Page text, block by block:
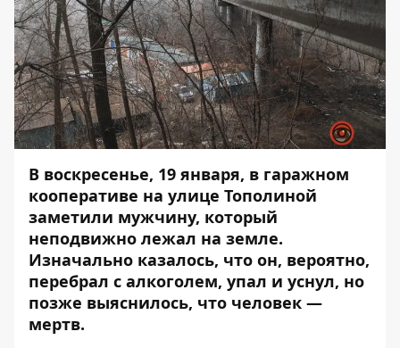
В воскресенье, 19 января, в гаражном
кооперативе на улице Тополиной
заметили мужчину, который
неподвижно лежал на земле.
Изначально казалось, что он, вероятно,
перебрал с алкоголем, упал и уснул, но
позже выяснилось, что человек —
мертв.